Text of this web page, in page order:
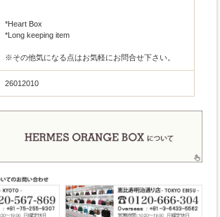
*Heart Box
*Long keeping item
※その他気になる点はお気軽にお問合せ下さい。
26012010